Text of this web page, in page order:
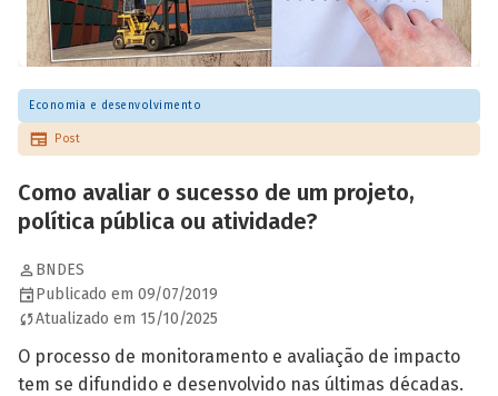
Economia e desenvolvimento
Post
Como avaliar o sucesso de um projeto,
política pública ou atividade?
BNDES
Publicado em 09/07/2019
Atualizado em 15/10/2025
O processo de monitoramento e avaliação de impacto
tem se difundido e desenvolvido nas últimas décadas.